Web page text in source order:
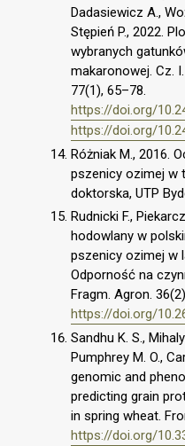
Dadasiewicz A.,
Stępień P., 2022.
wybranych
makaronowej. Cz.
77(1), 65–78.
https://doi.org/
https://doi.org/
Różniak M., 2016.
pszenicy ozimej w
doktorska, UTP
Rudnicki F.,
hodowlany w
pszenicy ozimej w
Odporność na
Fragm. Agron.
https://doi.org/
Sandhu K. S.,
Pumphrey M. O.,
genomic and
predicting grain
in spring wheat.
https://doi.org/